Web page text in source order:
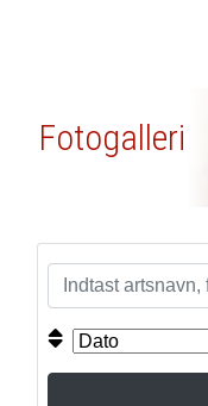
Fotogalleri